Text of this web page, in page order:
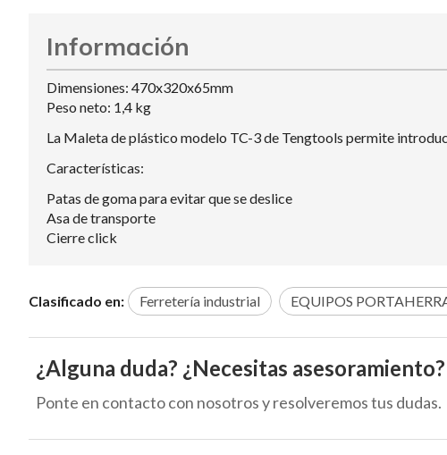
Información
Dimensiones: 470x320x65mm
Peso neto: 1,4 kg
La Maleta de plástico modelo TC-3 de Tengtools permite
Características:
Patas de goma para evitar que se deslice
Asa de transporte
Cierre click
Clasificado en: Ferretería industrial EQUIPOS
¿Alguna duda? ¿Necesitas asesoramiento?
Ponte en contacto con nosotros y resolveremos tus dudas.